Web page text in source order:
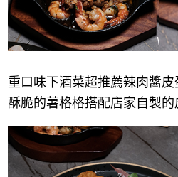
重口味下酒菜超推薦辣肉醬皮
酥脆的薯格格搭配店家自製